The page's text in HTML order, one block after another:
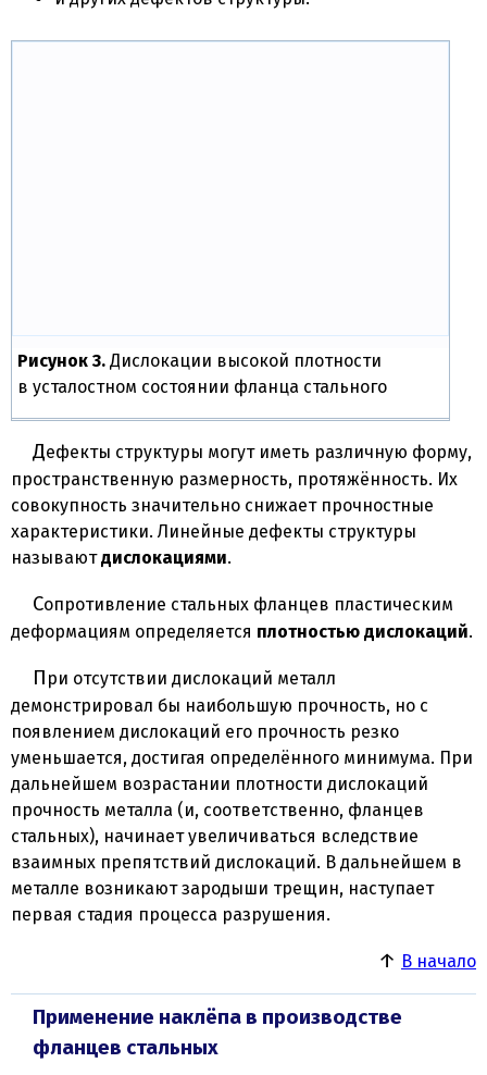
Рисунок 3. Дислокации высокой плотности
в усталостном состоянии фланца стального
Дефекты структуры могут иметь различную форму,
пространственную размерность, протяжённость. Их
совокупность значительно снижает прочностные
характеристики. Линейные дефекты структуры
называютдислокациями.
Сопротивление стальных фланцев пластическим
деформациям определяется плотностью дислокаций.
При отсутствии дислокаций металл
демонстрировал бы наибольшую прочность, но с
появлением дислокаций его прочность резко
уменьшается, достигая определённого минимума. При
дальнейшем возрастании плотности дислокаций
прочность металла (и, соответственно, фланцев
стальных), начинает увеличиваться вследствие
взаимных препятствий дислокаций. В дальнейшем в
металле возникают зародыши трещин, наступает
первая стадия процесса разрушения.
В начало
Применение наклёпа в производстве
фланцев стальных